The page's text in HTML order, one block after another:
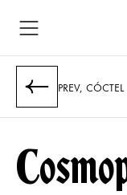
PREV, CÓCTEL